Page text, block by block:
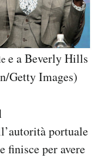
e a Beverly Hills
Getty Images)
portuale
finisce per avere